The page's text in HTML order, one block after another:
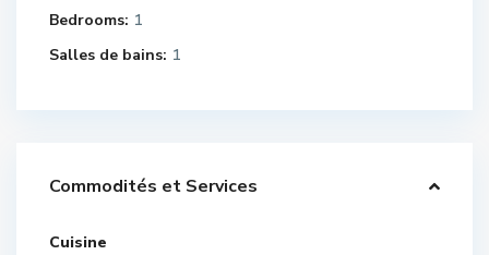
Bedrooms: 1
Salles de bains: 1
Commodités et Services
Cuisine